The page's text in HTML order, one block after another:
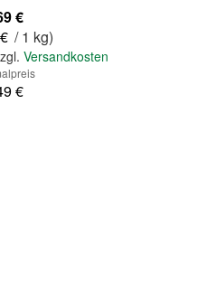
€
/ 1 kg)
Versandkosten
€